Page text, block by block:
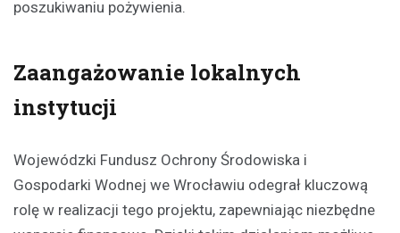
poszukiwaniu pożywienia.
Zaangażowanie lokalnych
instytucji
Wojewódzki Fundusz Ochrony Środowiska i
Gospodarki Wodnej we Wrocławiu odegrał kluczową
rolę w realizacji tego projektu, zapewniając niezbędne